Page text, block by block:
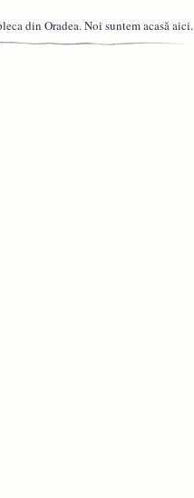
din Oradea. Noi suntem acasă aici.